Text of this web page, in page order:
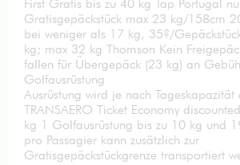
First Gratis bis zu 40 kg Tap Portugal
Gratisgepäckstück max 23 kg/158cm
bei weniger als 17 kg, 35?/
kg; max 32 kg Thomson Kein
fallen für Übergepäck (23 kg) an
Golfausrüstung
Ausrüstung wird je nach Tageskapazität
TRANSAERO Ticket Economy
kg 1 Golfausrüstung bis zu 10 kg und
pro Passagier kann zusätzlich zur
Gratisgepäckstückgrenze transportiert